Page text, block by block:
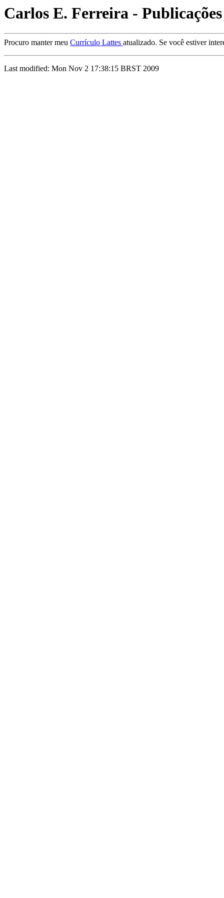
Carlos E. Ferreira - Publicações
Procuro manter meu Currículo Lattes atualizado. Se você estiver
Last modified: Mon Nov 2 17:38:15 BRST 2009